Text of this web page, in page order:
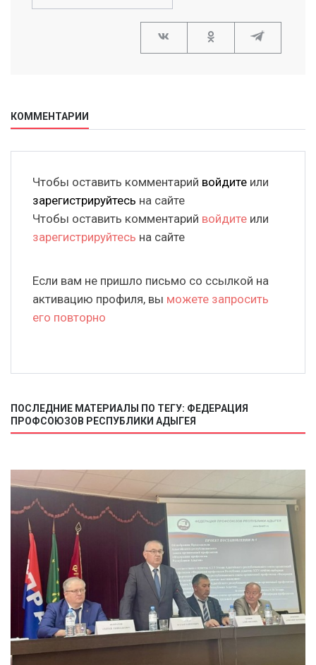
КОММЕНТАРИИ
Чтобы оставить комментарий войдите или
зарегистрируйтесь на сайте
Чтобы оставить комментарий войдите или
зарегистрируйтесь на сайте
Если вам не пришло письмо со ссылкой на
активацию профиля, вы можете запросить
его повторно
ПОСЛЕДНИЕ МАТЕРИАЛЫ ПО ТЕГУ: ФЕДЕРАЦИЯ
ПРОФСОЮЗОВ РЕСПУБЛИКИ АДЫГЕЯ